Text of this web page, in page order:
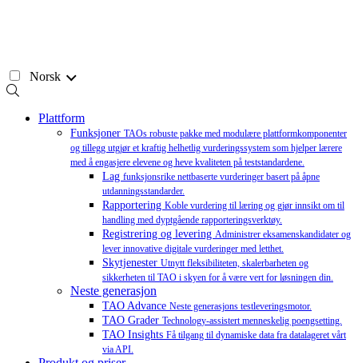
Norsk
Plattform
Funksjoner TAOs robuste pakke med modulære plattformkomponenter
og tillegg utgjør et kraftig helhetlig vurderingssystem som hjelper lærere
med å engasjere elevene og heve kvaliteten på teststandardene.
Lag funksjonsrike nettbaserte vurderinger basert på åpne
utdanningsstandarder.
Rapportering Koble vurdering til læring og gjør innsikt om til
handling med dyptgående rapporteringsverktøy.
Registrering og levering Administrer eksamenskandidater og
lever innovative digitale vurderinger med letthet.
Skytjenester Utnytt fleksibiliteten, skalerbarheten og
sikkerheten til TAO i skyen for å være vert for løsningen din.
Neste generasjon
TAO Advance Neste generasjons testleveringsmotor.
TAO Grader Technology-assistert menneskelig poengsetting.
TAO Insights Få tilgang til dynamiske data fra datalageret vårt
via API.